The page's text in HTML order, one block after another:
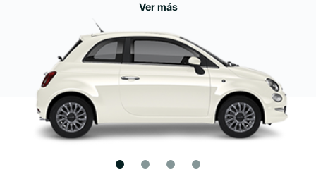
Ver más